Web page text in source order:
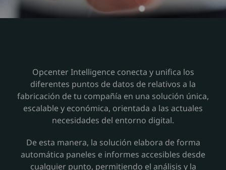
Opcenter Intelligence conecta y unifica los
diferentes puntos de datos de relativos a la
fabricación de tu compañía en una solución única,
escalable y económica, orientada a las actuales
necesidades del entorno digital.
De esta manera, la solución elabora de forma
automática paneles e informes accesibles desde
cualquier punto, permitiendo el análisis y la